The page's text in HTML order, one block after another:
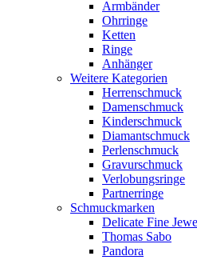
Armbänder
Ohrringe
Ketten
Ringe
Anhänger
Weitere Kategorien
Herrenschmuck
Damenschmuck
Kinderschmuck
Diamantschmuck
Perlenschmuck
Gravurschmuck
Verlobungsringe
Partnerringe
Schmuckmarken
Delicate Fine
Thomas Sabo
Pandora